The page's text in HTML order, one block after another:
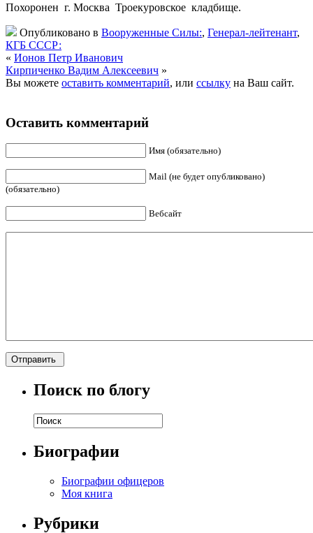
Похоронен г. Москва Троекуровское кладбище.
Опубликовано в Вооруженные Силы:, Генерал-лейтенант,
КГБ СССР:
« Ионов Петр Иванович
Кирпиченко Вадим Алексеевич »
Вы можете оставить комментарий, или ссылку на Ваш сайт.
Оставить комментарий
Имя (обязательно)
Mail (не будет опубликовано)
(обязательно)
Вебсайт
Поиск по блогу
Биографии
Биографии офицеров
Моя книга
Рубрики